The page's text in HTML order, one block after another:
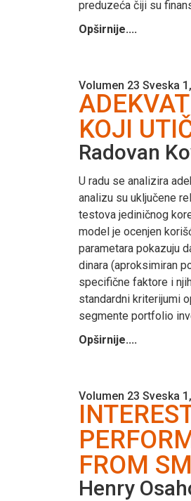
preduzeća čiji su
Opširnije....
Volumen 23 Sveska
KOJI
Radovan
U radu se analizira
analizu su uključene
testova jediničnog
model je ocenjen
parametara pokazuju
dinara (aproksimiran
specifične faktore i
standardni kriterijumi
segmente portfolio
Opširnije....
Volumen 23 Sveska
FROM
Henry